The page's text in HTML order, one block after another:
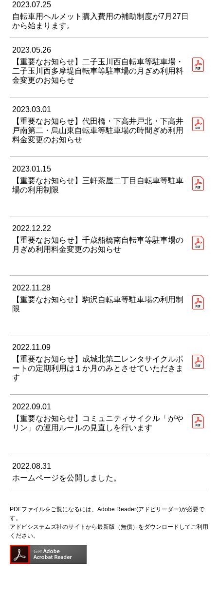
2023.07.25
自転車用ヘルメット購入費用の補助制度が7月27日
から始まります。
2023.05.26
【重要なお知らせ】二子玉川西自転車等駐車場・
二子玉川西多摩堤自転車等駐車場の月ぎめ利用料
金変更のお知らせ
2023.03.01
【重要なお知らせ】代田橋・下高井戸北・下高井
戸南第二・烏山東自転車等駐車場の時間ぎめ利用
料金変更のお知らせ
2023.01.15
【重要なお知らせ】三軒茶屋二丁目自転車等駐車
場の利用制限
2022.12.22
【重要なお知らせ】千歳船橋南自転車等駐車場の
月ぎめ利用料金変更のお知らせ
2022.11.28
【重要なお知らせ】駒沢自転車等駐車場の利用制
限
2022.11.09
【重要なお知らせ】成城北第二レンタサイクルポ
ートの定期利用は１か月のみとさせていただきま
す
2022.09.01
【重要なお知らせ】コミュニティサイクル「がや
リン」の運用ルールの見直しを行います
2022.08.31
ホームページを公開しました。
PDFファイルをご覧になるには、Adobe Reader(アドビリーダー)が必要で
す。
アドビシステムズ社のサイトから最新版（無償）をダウンロードしてご利用
ください。